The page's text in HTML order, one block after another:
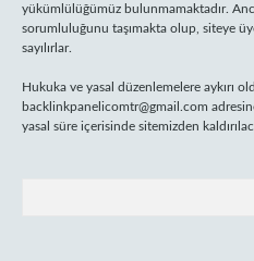
yükümlülüğümüz bulunmamaktadır.
sorumluluğunu taşımakta olup, siteye
sayılırlar.
Hukuka ve yasal düzenlemelere aykırı
backlinkpanelicomtr@gmail.com
yasal süre içerisinde sitemizden